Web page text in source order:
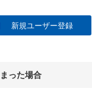
新規ユーザー登録
った場合